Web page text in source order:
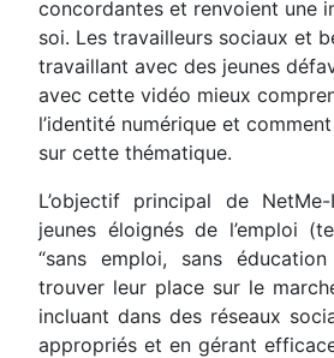
concordantes et renvoient une
soi. Les travailleurs sociaux et
travaillant avec des jeunes
avec cette vidéo mieux
l’identité numérique et
sur cette thématique.
L’objectif principal de
jeunes éloignés de l’emploi
“sans emploi, sans
trouver leur place sur le
incluant dans des réseaux
appropriés et en gérant